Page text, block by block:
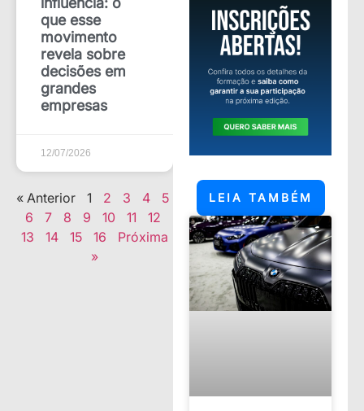
que esse
movimento
revela sobre
decisões em
grandes
empresas
12/07/2026
« Anterior 1 2 3 4
5
6
7 8 9 10 11
12
13
14 15 16
Próxima
»
LEIA TAMBÉM